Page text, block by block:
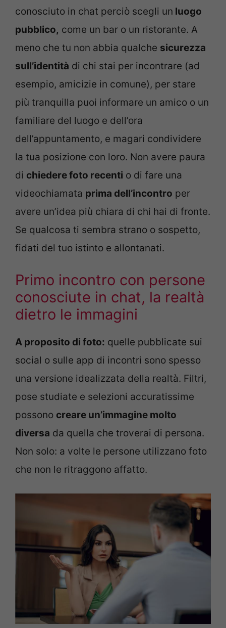
conosciuto in chat perciò scegli un luogo
pubblico, come un bar o un ristorante. A
meno che tu non abbia qualche sicurezza
sull’identità di chi stai per incontrare (ad
esempio, amicizie in comune), per stare
più tranquilla puoi informare un amico o un
familiare del luogo e dell’ora
dell’appuntamento, e magari condividere
la tua posizione con loro. Non avere paura
di chiedere foto recenti o di fare una
videochiamata prima dell’incontro per
avere un’idea più chiara di chi hai di fronte.
Se qualcosa ti sembra strano o sospetto,
fidati del tuo istinto e allontanati.
Primo incontro con persone
conosciute in chat, la realtà
dietro le immagini
A proposito di foto: quelle pubblicate sui
social o sulle app di incontri sono spesso
una versione idealizzata della realtà. Filtri,
pose studiate e selezioni accuratissime
possono creare un’immagine molto
diversa da quella che troverai di persona.
Non solo: a volte le persone utilizzano foto
che non le ritraggono affatto.